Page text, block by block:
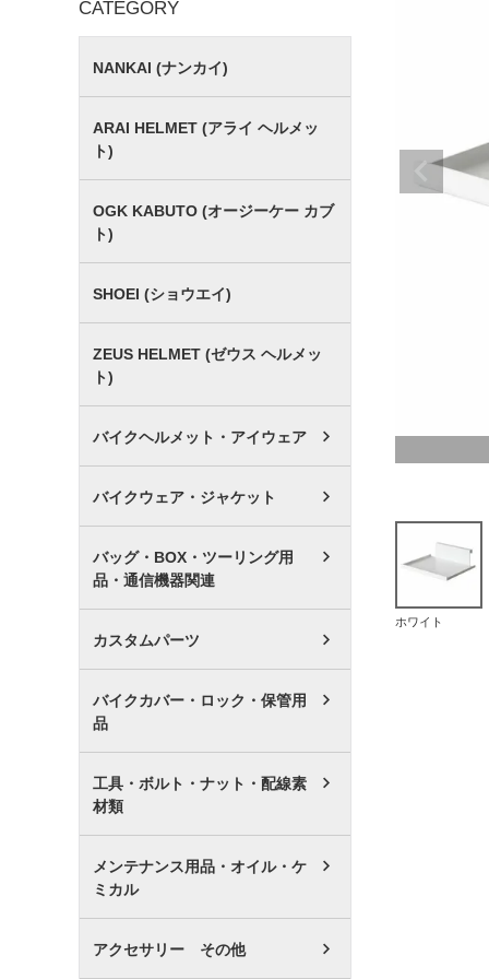
CATEGORY
NANKAI (ナンカイ)
ARAI HELMET (アライ ヘルメッ
ト)
OGK KABUTO (オージーケー カブ
ト)
SHOEI (ショウエイ)
ZEUS HELMET (ゼウス ヘルメッ
ト)
バイクヘルメット・アイウェア
バイクウェア・ジャケット
バッグ・BOX・ツーリング用
品・通信機器関連
カスタムパーツ
バイクカバー・ロック・保管用
品
工具・ボルト・ナット・配線素
材類
メンテナンス用品・オイル・ケ
ミカル
アクセサリー その他
ホワイト